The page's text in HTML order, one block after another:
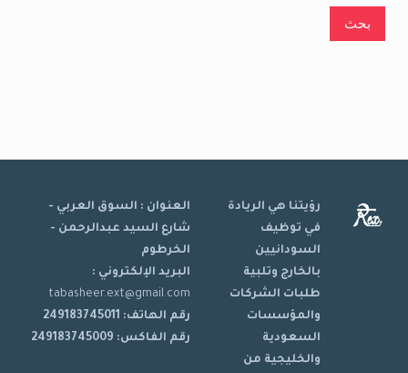
رؤيتنا هي الريادة
في توظيف
السودانيين
بالخارج وتلبية
طلبات الشركات
والمؤسسات
السعودية
والخليجية من
العنوان : السوق العربي -
شارع السيد عبدالرحمن -
الخرطوم
البريد الإلكتروني :
tabasheer.ext@gmail.com
رقم الهاتف: 249183745011
رقم الفاكس: 249183745009